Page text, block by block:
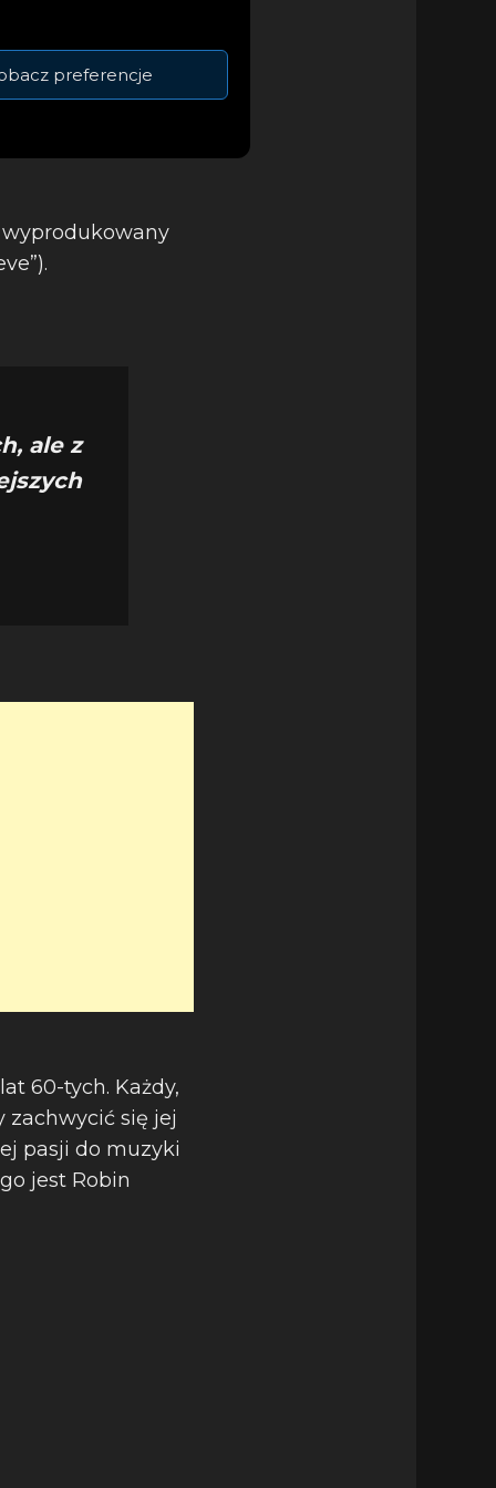
preferencje
wyprodukowany
ale z
60-tych. Każdy,
zachwycić się jej
pasji do muzyki
jest Robin